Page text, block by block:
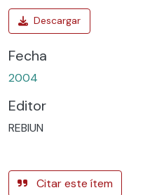
Fecha
2004
Editor
REBIUN
Citar este ítem